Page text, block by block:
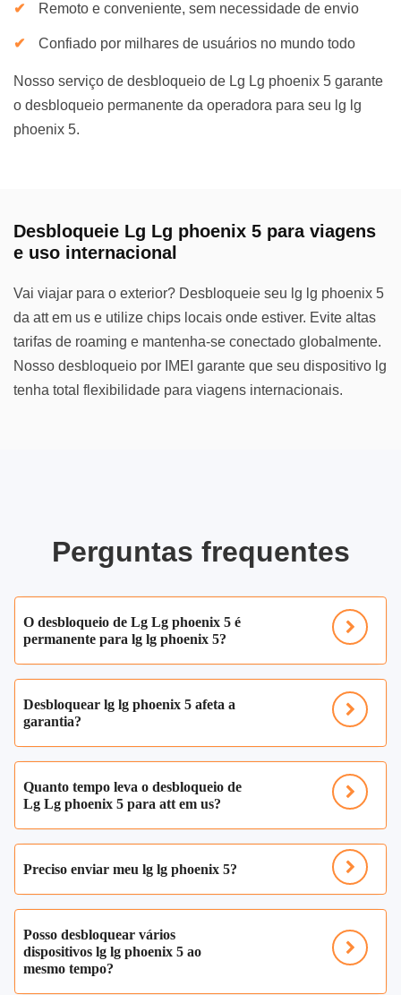
Remoto e conveniente, sem necessidade de envio
Confiado por milhares de usuários no mundo todo
Nosso serviço de desbloqueio de Lg Lg phoenix 5 garante
o desbloqueio permanente da operadora para seu lg lg
phoenix 5.
Desbloqueie Lg Lg phoenix 5 para viagens
e uso internacional
Vai viajar para o exterior? Desbloqueie seu lg lg phoenix 5
da att em us e utilize chips locais onde estiver. Evite altas
tarifas de roaming e mantenha-se conectado globalmente.
Nosso desbloqueio por IMEI garante que seu dispositivo lg
tenha total flexibilidade para viagens internacionais.
Perguntas frequentes
O desbloqueio de Lg Lg phoenix 5 é
permanente para lg lg phoenix 5?
Desbloquear lg lg phoenix 5 afeta a
garantia?
Quanto tempo leva o desbloqueio de
Lg Lg phoenix 5 para att em us?
Preciso enviar meu lg lg phoenix 5?
Posso desbloquear vários
dispositivos lg lg phoenix 5 ao
mesmo tempo?